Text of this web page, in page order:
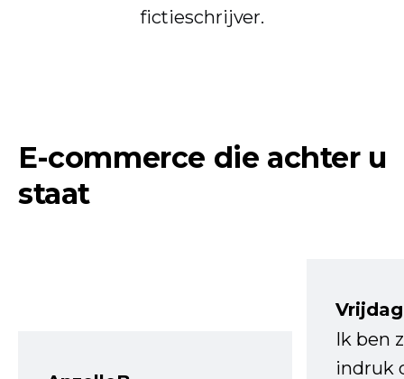
fictieschrijver.
E-commerce die achter u
staat
Ik ben
indruk